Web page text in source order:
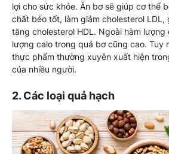
lợi cho sức khỏe. Ăn bơ sẽ giúp cơ thể
chất béo tốt, làm giảm cholesterol LDL,
tăng cholesterol HDL. Ngoài hàm
lượng calo trong quả bơ cũng cao. Tuy
thực phẩm thường xuyên xuất hiện
của nhiều người.
2. Các loại quả hạch